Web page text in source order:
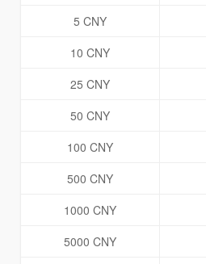
5 CNY
10 CNY
25 CNY
50 CNY
100 CNY
500 CNY
1000 CNY
5000 CNY